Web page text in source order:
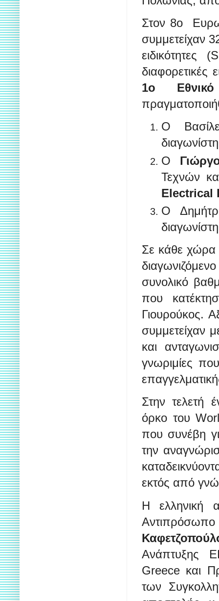
Στον 8ο
συμμετείχαν
διαφορετικές
1ο Εθνικό
O
Ο
Τεχνών
Electrical
Ο
Σε κάθε χώρα
συνολικό
που
Γιουρούκος.
συμμετείχαν
και
γνωριμίες
Στην τελετή
όρκο του
που συνέβη
την
εκτός από
Η ελληνική
Ανάπτυξης
Greece και
των